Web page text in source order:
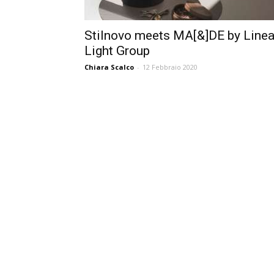
Stilnovo meets MA[&]DE by Linea
Light Group
Chiara Scalco - 12 Febbraio 2020